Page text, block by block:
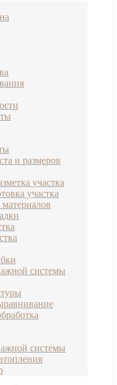
и размеров
участка
участка
материалов
системы
системы